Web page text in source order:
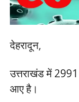
देहरादून,
उत्तराखंड में
आए है।